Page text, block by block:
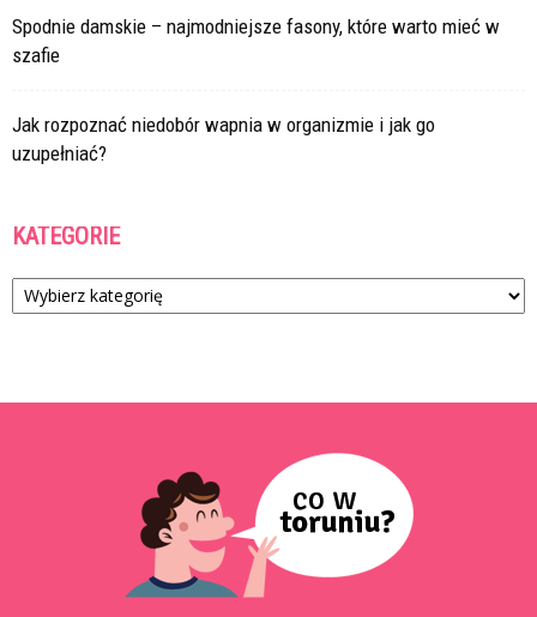
Spodnie damskie – najmodniejsze fasony, które warto mieć w
szafie
Jak rozpoznać niedobór wapnia w organizmie i jak go
uzupełniać?
KATEGORIE
Kategorie